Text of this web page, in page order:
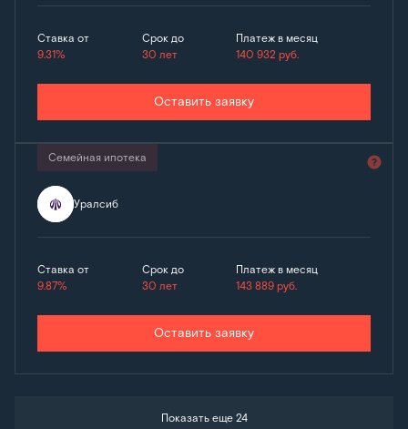
Ставка от
9.31%
Срок до
30 лет
Платеж в месяц
140 932руб.
Оставить заявку
Семейная ипотека
Уралсиб
Ставка от
9.87%
Срок до
30 лет
Платеж в месяц
143 889руб.
Оставить заявку
Показать еще 24